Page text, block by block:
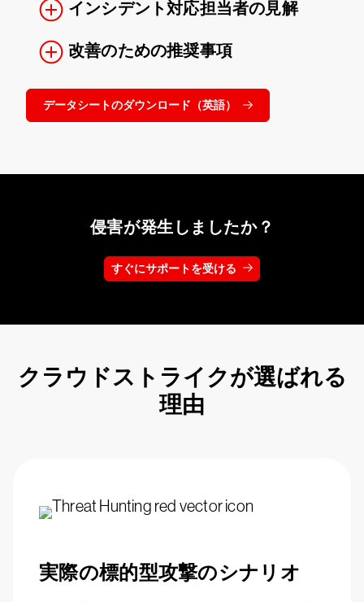
インシデント対応担当者の見解
改善のための推奨事項
データシートのダウンロード（英語）
侵害が発生しましたか？
すぐにサポートを受ける
クラウドストライクが選ばれる
理由
実際の標的型攻撃のシナリオ